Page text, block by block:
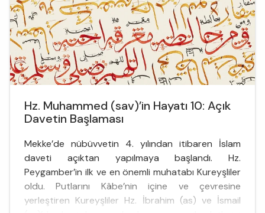
Hz. Muhammed (sav)’in Hayatı 10: Açık
Davetin Başlaması
Mekke’de nübüvvetin 4. yılından itibaren İslam
daveti açıktan yapılmaya başlandı. Hz.
Peygamber’in ilk ve en önemli muhatabı Kureyşliler
oldu. Putlarını Kâbe’nin içine ve çevresine
yerleştiren Kureyşliler Hz. İbrahim (as) ve İsmail